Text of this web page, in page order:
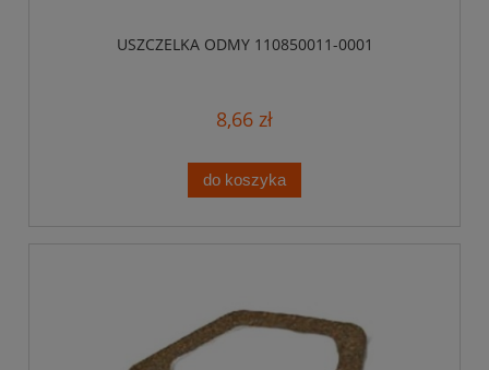
USZCZELKA ODMY 110850011-0001
8,66 zł
do koszyka